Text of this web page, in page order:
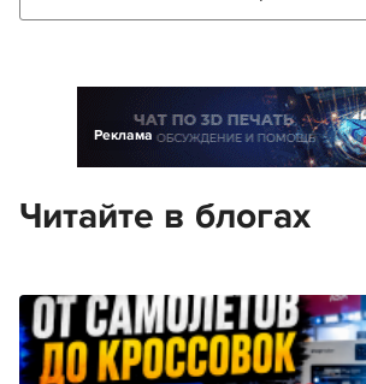
Реклама
Читайте в блогах